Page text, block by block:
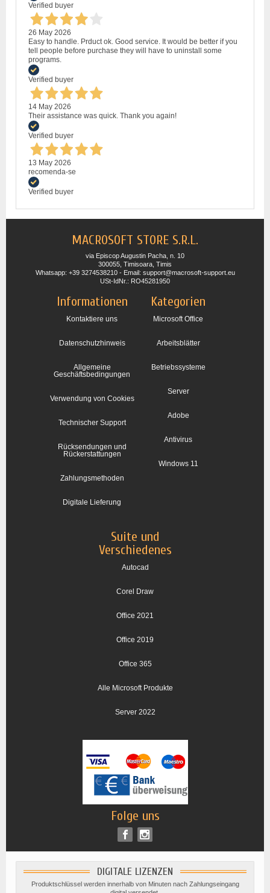
Verified buyer
26 May 2026
Easy to handle. Prduct ok. Good service. It would be better if you
tell people before purchase they will have to uninstall some
programs.
Verified buyer
14 May 2026
Their assistance was quick. Thank you again!
Verified buyer
13 May 2026
recomenda-se
Verified buyer
MACROSOFT STORE S.R.L.
via Episcop Augustin Pacha, n. 10
300055, Timisoara, Timis
Whatsapp: +39 3274538210 - Email: support@macrosoft-support.eu
USt-IdNr.: RO45281950
Informationen
Kontaktiere uns
Datenschutzhinweis
Allgemeine
Geschäftsbedingungen
Verwendung von Cookies
Technischer Support
Rücksendungen und
Rückerstattungen
Zahlungsmethoden
Digitale Lieferung
Kategorien
Microsoft Office
Arbeitsblätter
Betriebssysteme
Server
Adobe
Antivirus
Windows 11
Suite und
Verschiedenes
Autocad
Corel Draw
Office 2021
Office 2019
Office 365
Alle Microsoft Produkte
Server 2022
Folge uns
DIGITALE LIZENZEN
Produktschlüssel werden innerhalb von Minuten nach Zahlungseingang